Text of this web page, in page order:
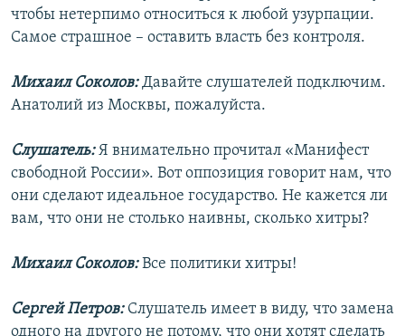
чтобы нетерпимо относиться к любой узурпации.
Самое страшное – оставить власть без контроля.
Михаил Соколов:Давайте слушателей подключим.
Анатолий из Москвы, пожалуйста.
Слушатель:Я внимательно прочитал «Манифест
свободной России». Вот оппозиция говорит нам, что
они сделают идеальное государство. Не кажется ли
вам, что они не столько наивны, сколько хитры?
Михаил Соколов:Все политики хитры!
Сергей Петров:Слушатель имеет в виду, что замена
одного на другого не потому, что они хотят сделать